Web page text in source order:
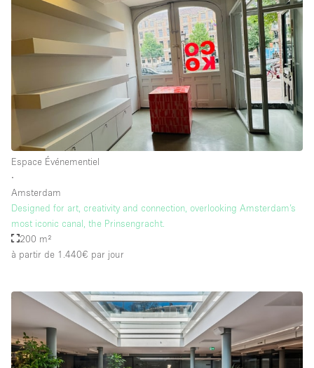
Éclairage
Électricité
Équipement de bureau
Équipement sonore et vidéo
Étage/accès
Rez-de-chaussée sur cour
Rez-de-chaussée sur rue
À l'étage
Autre
Espace Événementiel
∙
Amsterdam
Designed for art, creativity and connection, overlooking Amsterdam’s
most iconic canal, the Prinsengracht.
200 m²
à partir de 1.440€ par jour